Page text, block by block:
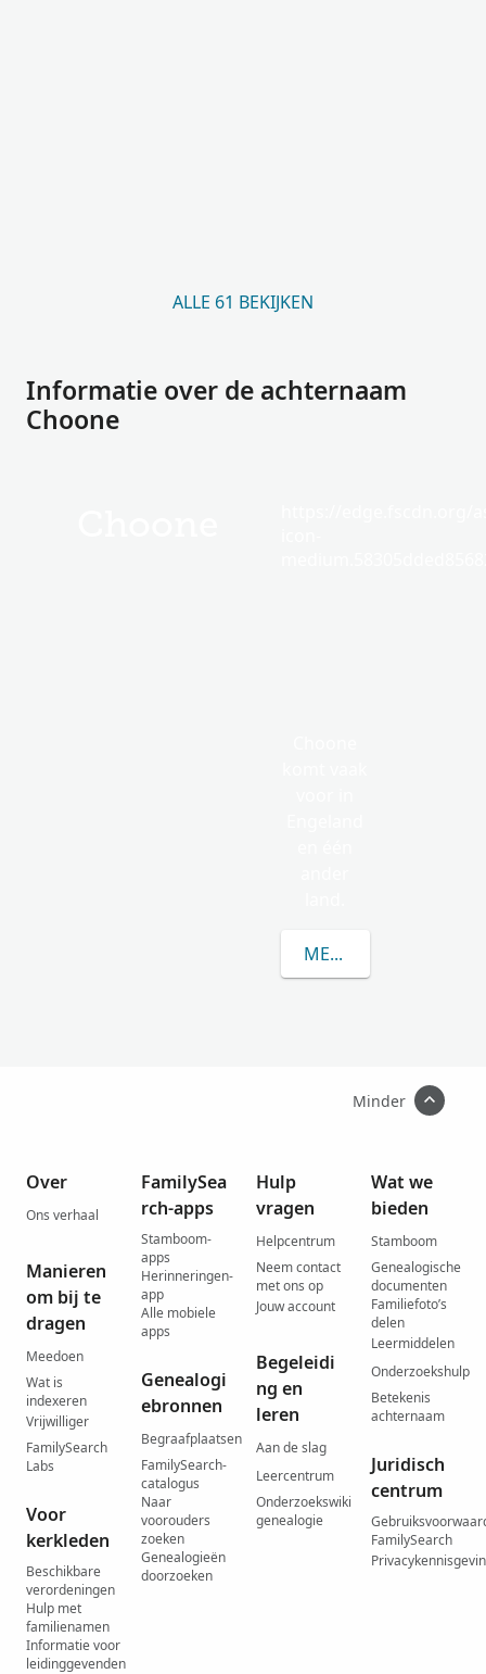
ALLE 61 BEKIJKEN
Informatie over de achternaam
Choone
MEER OVER CHOONE
Minder
Over
Ons verhaal
Manieren
om bij te
dragen
Meedoen
Wat is
indexeren
Vrijwilliger
FamilySearch
Labs
Voor
kerkleden
Beschikbare
verordeningen
Hulp met
familienamen
Informatie voor
leidinggevenden
FamilySea
rch-apps
Stamboom-
apps
Herinneringen-
app
Alle mobiele
apps
Genealogi
ebronnen
Begraafplaatsen
FamilySearch-
catalogus
Naar
voorouders
zoeken
Genealogieën
doorzoeken
Hulp
vragen
Helpcentrum
Neem contact
met ons op
Jouw account
Begeleidi
ng en
leren
Aan de slag
Leercentrum
Onderzoekswiki
genealogie
Wat we
bieden
Stamboom
Genealogische
documenten
Familiefoto’s
delen
Leermiddelen
Onderzoekshulp
Betekenis
achternaam
Juridisch
centrum
FamilySearch